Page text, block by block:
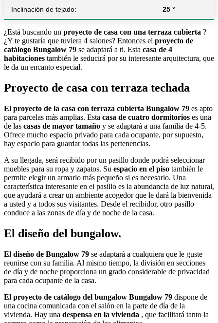
Inclinación de tejado: 25 °
¿Está buscando un proyecto de casa con una terraza cubierta ?
¿Y te gustaría que tuviera 4 salones? Entonces el proyecto de
catálogo Bungalow 79 se adaptará a ti. Esta casa de 4
habitaciones también le seducirá por su interesante arquitectura, que
le da un encanto especial.
Proyecto de casa con terraza techada
El proyecto de la casa con terraza cubierta Bungalow 79 es apto
para parcelas más amplias. Esta casa de cuatro dormitorios es una
de las casas de mayor tamaño y se adaptará a una familia de 4-5.
Ofrece mucho espacio privado para cada ocupante, por supuesto,
hay espacio para guardar todas las pertenencias.
A su llegada, será recibido por un pasillo donde podrá seleccionar
muebles para su ropa y zapatos. Su espacio en el piso también le
permite elegir un armario más pequeño si es necesario. Una
característica interesante en el pasillo es la abundancia de luz natural,
que ayudará a crear un ambiente acogedor que le dará la bienvenida
a usted y a todos sus visitantes. Desde el recibidor, otro pasillo
conduce a las zonas de día y de noche de la casa.
El diseño del bungalow.
El diseño de Bungalow 79 se adaptará a cualquiera que le guste
reunirse con su familia. Al mismo tiempo, la división en secciones
de día y de noche proporciona un grado considerable de privacidad
para cada ocupante de la casa.
El proyecto de catálogo del bungalow Bungalow 79 dispone de
una cocina comunicada con el salón en la parte de día de la
vivienda. Hay una despensa en la vivienda , que facilitará tanto la